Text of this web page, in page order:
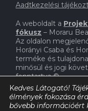
Aadtkezelési
A weboldalt a
fókusz – Moraru
Az oldalon
Horányi Csaba és
terméke és
minősül és jogi
fenntartva©.
A weboldal
Támogatáskezelő.
Intenzív Néptánc
Kedves Látogató!
élmények fokozása
bővebb